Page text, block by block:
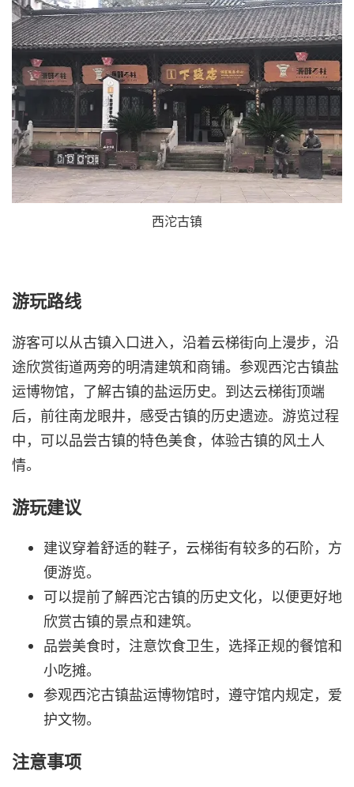
西沱古镇
游玩路线
游客可以从古镇入口进入，沿着云梯街向上漫步，沿
途欣赏街道两旁的明清建筑和商铺。参观西沱古镇盐
运博物馆，了解古镇的盐运历史。到达云梯街顶端
后，前往南龙眼井，感受古镇的历史遗迹。游览过程
中，可以品尝古镇的特色美食，体验古镇的风土人
情。
游玩建议
建议穿着舒适的鞋子，云梯街有较多的石阶，方
便游览。
可以提前了解西沱古镇的历史文化，以便更好地
欣赏古镇的景点和建筑。
品尝美食时，注意饮食卫生，选择正规的餐馆和
小吃摊。
参观西沱古镇盐运博物馆时，遵守馆内规定，爱
护文物。
注意事项